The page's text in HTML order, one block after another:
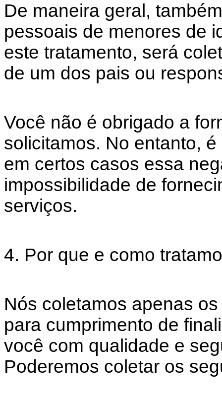
De maneira geral,
pessoais de menores de
este tratamento, será
de um dos pais ou
Você não é obrigado a
solicitamos. No entanto,
em certos casos essa
impossibilidade de
serviços.
4. Por que e como
Nós coletamos apenas
para cumprimento de
você com qualidade e
Poderemos coletar os